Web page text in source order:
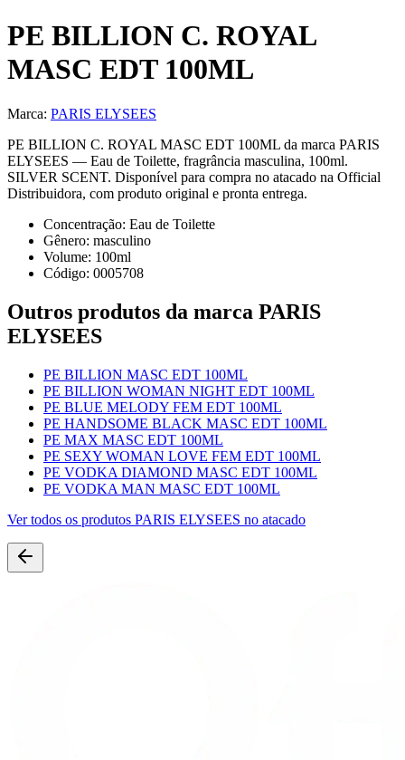
PE BILLION C. ROYAL
MASC EDT 100ML
Marca: PARIS ELYSEES
PE BILLION C. ROYAL MASC EDT 100ML da marca PARIS
ELYSEES — Eau de Toilette, fragrância masculina, 100ml.
SILVER SCENT. Disponível para compra no atacado na Official
Distribuidora, com produto original e pronta entrega.
Concentração: Eau de Toilette
Gênero: masculino
Volume: 100ml
Código: 0005708
Outros produtos da marca PARIS
ELYSEES
PE BILLION MASC EDT 100ML
PE BILLION WOMAN NIGHT EDT 100ML
PE BLUE MELODY FEM EDT 100ML
PE HANDSOME BLACK MASC EDT 100ML
PE MAX MASC EDT 100ML
PE SEXY WOMAN LOVE FEM EDT 100ML
PE VODKA DIAMOND MASC EDT 100ML
PE VODKA MAN MASC EDT 100ML
Ver todos os produtos PARIS ELYSEES no atacado